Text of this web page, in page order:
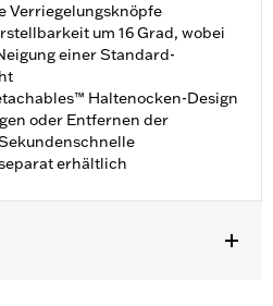
Verriegelungsknöpfe
um 16 Grad, wobei
einer Standard-
Haltenocken-Design
oder Entfernen der
erhältlich